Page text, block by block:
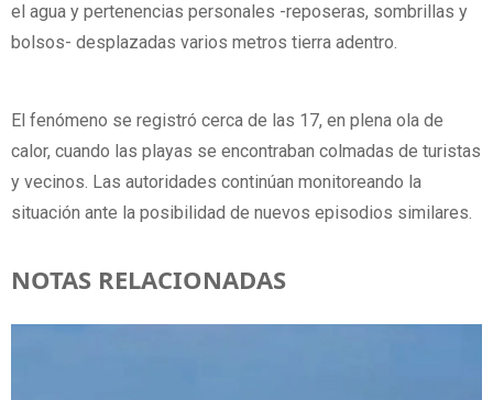
el agua y pertenencias personales -reposeras, sombrillas y
bolsos- desplazadas varios metros tierra adentro.
El fenómeno se registró cerca de las 17, en plena ola de
calor, cuando las playas se encontraban colmadas de turistas
y vecinos. Las autoridades continúan monitoreando la
situación ante la posibilidad de nuevos episodios similares.
NOTAS RELACIONADAS